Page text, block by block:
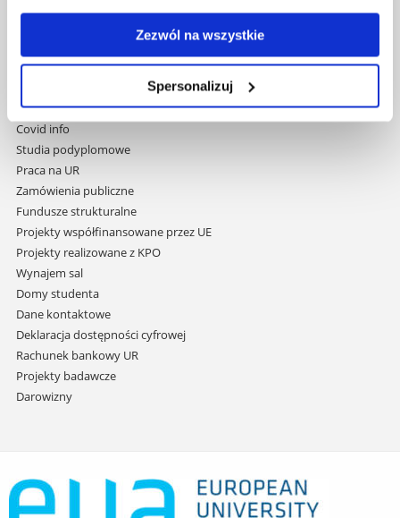
Zezwól na wszystkie
Spersonalizuj
nawigację
przejdź
do
treści
Mapa serwisu
Wydawnictwo
Covid info
Studia podyplomowe
Praca na UR
Zamówienia publiczne
Fundusze strukturalne
Projekty współfinansowane przez UE
Projekty realizowane z KPO
Wynajem sal
Domy studenta
Dane kontaktowe
Deklaracja dostępności cyfrowej
Rachunek bankowy UR
Projekty badawcze
Darowizny